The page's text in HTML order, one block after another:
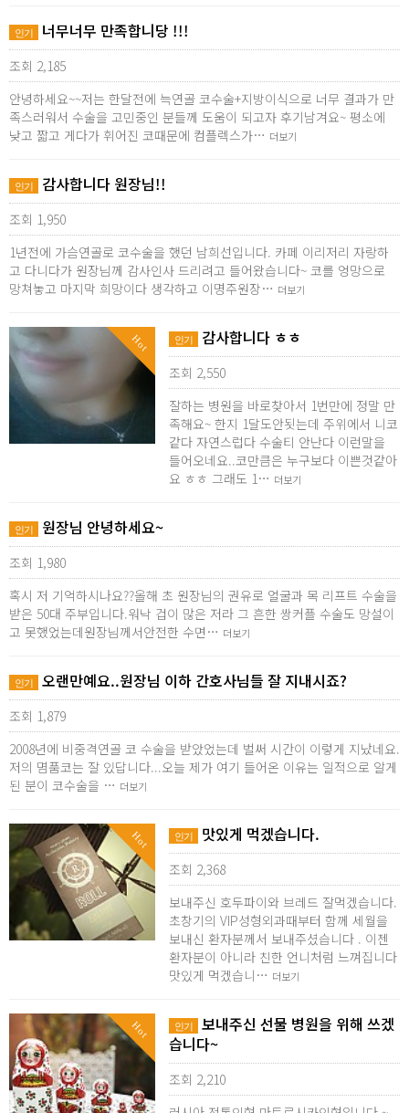
인기 너무너무 만족합니당 !!!
조회 2,185
안녕하세요~~저는 한달전에 늑연골 코수술+지방이식으로 너무 결과가 만
족스러워서 수술을 고민중인 분들께 도움이 되고자 후기남겨요~ 평소에
낮고 짧고 게다가 휘어진 코때문에 컴플렉스가… 더보기
인기 감사합니다 원장님!!
조회 1,950
1년전에 가슴연골로 코수술을 했던 남희선입니다. 카페 이리저리 자랑하
고 다니다가 원장님께 감사인사 드리려고 들어왔습니다~ 코를 엉망으로
망쳐놓고 마지막 희망이다 생각하고 이명주원장… 더보기
Hot 인기 감사합니다 ㅎㅎ
조회 2,550
잘하는 병원을 바로찾아서 1번만에 정말 만
족해요~ 한지 1달도안됫는데 주위에서 니코
같다 자연스럽다 수술티 안난다 이런말을
들어오네요..코만큼은 누구보다 이쁜것같아
요 ㅎㅎ 그래도 1… 더보기
인기 원장님 안녕하세요~
조회 1,980
혹시 저 기억하시나요??올해 초 원장님의 권유로 얼굴과 목 리프트 수술을
받은 50대 주부입니다.워낙 겁이 많은 저라 그 흔한 쌍커플 수술도 망설이
고 못했었는데원장님께서안전한 수면… 더보기
인기 오랜만예요..원장님 이하 간호사님들 잘 지내시죠?
조회 1,879
2008년에 비중격연골 코 수술을 받았었는데 벌써 시간이 이렇게 지났네요.
저의 몀품코는 잘 있답니다...오늘 제가 여기 들어온 이유는 일적으로 알게
된 분이 코수술을 … 더보기
Hot 인기 맛있게 먹겠습니다.
조회 2,368
보내주신 호두파이와 브레드 잘먹겠습니다.
초창기의 VIP성형외과때부터 함께 세월을
보내신 환자분께서 보내주셨습니다 . 이젠
환자분이 아니라 친한 언니처럼 느껴집니다
맛있게 먹겠습니… 더보기
Hot 인기
보내주신 선물 병원을 위해 쓰겠
습니다~
조회 2,210